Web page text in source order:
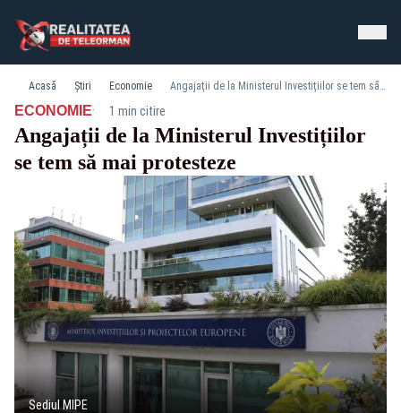
Acasă Știri Economie Angajații de la Ministerul Investițiilor se tem să mai protesteze
ECONOMIE· 1 min citire
Angajații de la Ministerul Investițiilor
se tem să mai protesteze
Sediul MIPE